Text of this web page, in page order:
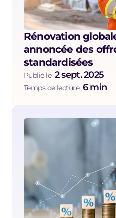
Rénovation
annoncée des
standardisées
Publié le 2 sept. 2025
Temps de lecture 6 min